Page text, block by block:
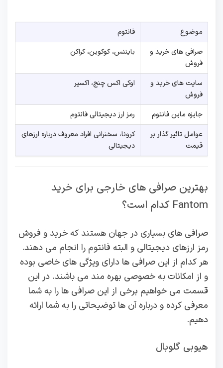
موضوع
فانتوم
صرافی های خرید و
فروش
بایننس، کوکوین، کراکن
سایت های خرید و
فروش
اوکی اکس چنج، اکسیر
جایزه ماین فانتوم
رمز ارز دیجیتالی فانتوم
عوامل تاثیر گذار بر
قیمت
کرونا، سخنرانی افراد معروف درباره ارزهای
دیجیتالی
بهترین صرافی های خارجی برای خرید
Fantom کدام است؟
صرافی های بسیاری در جهان هستند که خرید و فروش
رمز ارزهای دیجیتالی و البته فانتوم را انجام می دهند.
هر کدام از این صرافی ها دارای ویژگی های خاصی بوده
و از امکانات به خصوصی بهره مند می باشند. در این
قسمت می خواهیم برخی از این صرافی ها را به شما
معرفی کرده و درباره آن ها توضیحاتی را به شما ارائه
دهیم.
هیوبی گلوبال